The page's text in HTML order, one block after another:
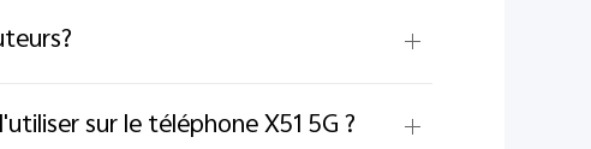
sur le téléphone X51 5G ?